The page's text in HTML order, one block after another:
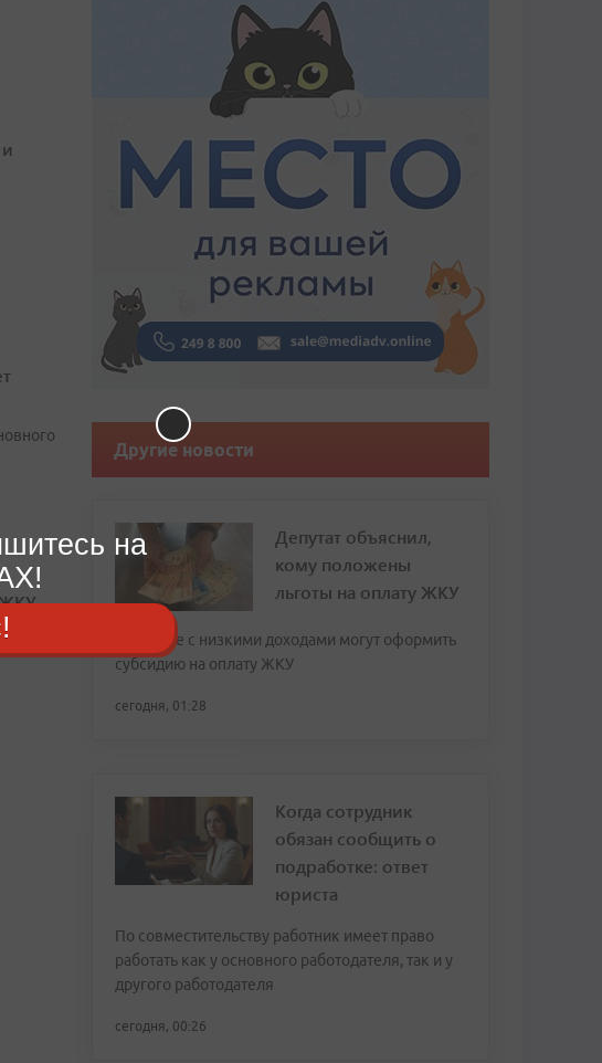
ЖКУ
Другие новости
Депутат объяснил,
кому положены
льготы на оплату ЖКУ
Граждане с низкими доходами могут оформить
субсидию на оплату ЖКУ
сегодня, 01:28
Когда сотрудник
обязан сообщить о
подработке: ответ
юриста
По совместительству работник имеет право
работать как у основного работодателя, так и у
другого работодателя
сегодня, 00:26
на